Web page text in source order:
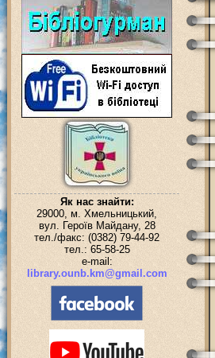
Як нас знайти:
29000, м. Хмельницький,
вул. Героїв Майдану, 28
тел./факс: (0382) 79-44-92
тел.: 65-58-25
e-mail:
library.ounb.km@gmail.com